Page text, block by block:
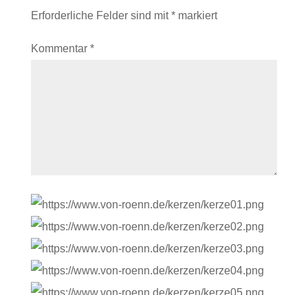
Erforderliche Felder sind mit*markiert
Kommentar *